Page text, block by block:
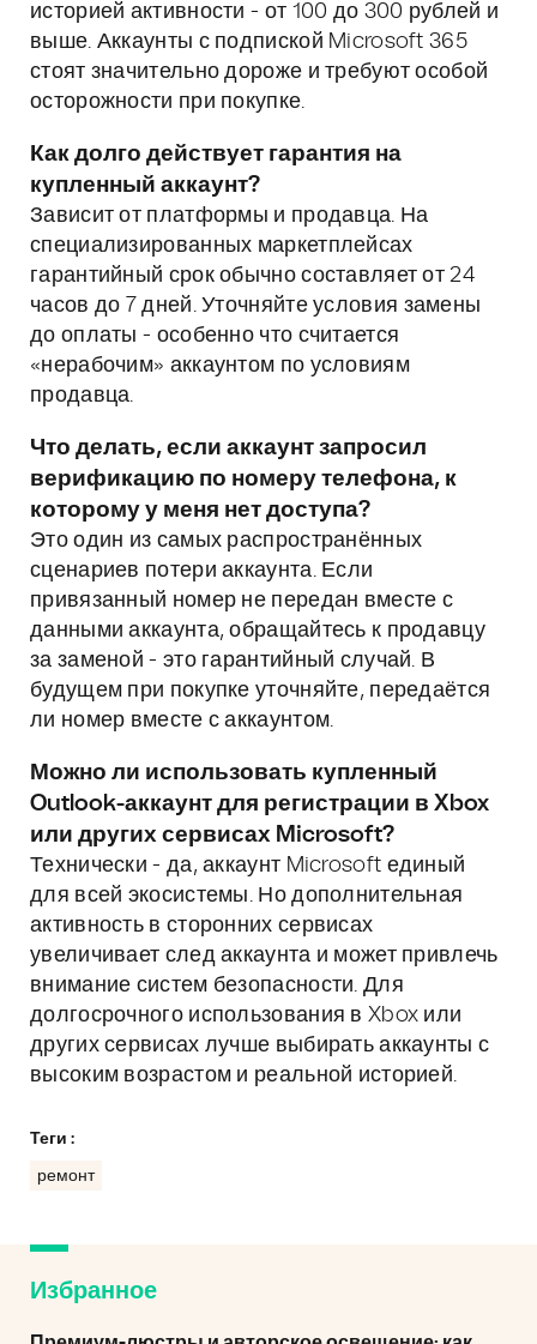
историей активности - от 100 до 300 рублей и
выше. Аккаунты с подпиской Microsoft 365
стоят значительно дороже и требуют особой
осторожности при покупке.
Как долго действует гарантия на
купленный аккаунт?
Зависит от платформы и продавца. На
специализированных маркетплейсах
гарантийный срок обычно составляет от 24
часов до 7 дней. Уточняйте условия замены
до оплаты - особенно что считается
«нерабочим» аккаунтом по условиям
продавца.
Что делать, если аккаунт запросил
верификацию по номеру телефона, к
которому у меня нет доступа?
Это один из самых распространённых
сценариев потери аккаунта. Если
привязанный номер не передан вместе с
данными аккаунта, обращайтесь к продавцу
за заменой - это гарантийный случай. В
будущем при покупке уточняйте, передаётся
ли номер вместе с аккаунтом.
Можно ли использовать купленный
Outlook-аккаунт для регистрации в Xbox
или других сервисах Microsoft?
Технически - да, аккаунт Microsoft единый
для всей экосистемы. Но дополнительная
активность в сторонних сервисах
увеличивает след аккаунта и может привлечь
внимание систем безопасности. Для
долгосрочного использования в Xbox или
других сервисах лучше выбирать аккаунты с
высоким возрастом и реальной историей.
Теги :
ремонт
Избранное